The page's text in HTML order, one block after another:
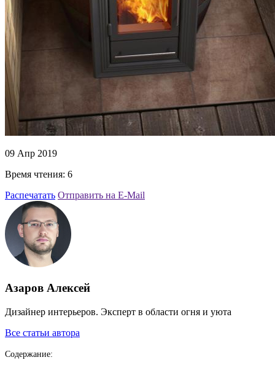
09 Апр 2019
Время чтения: 6
Распечатать Отправить на E-Mail
Азаров Алексей
Дизайнер интерьеров. Эксперт в области огня и уюта
Все статьи автора
Содержание: